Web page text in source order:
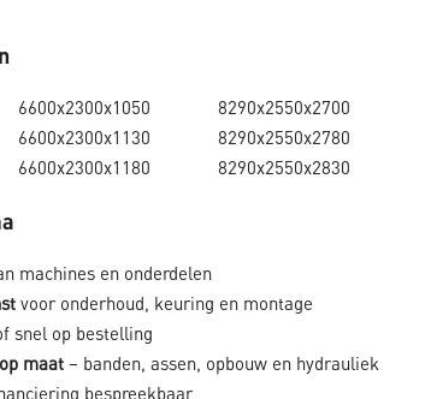
6600x2300x1050 8290x2550x2700
6600x2300x1130 8290x2550x2780
6600x2300x1180 8290x2550x2830
machines en onderdelen
voor onderhoud, keuring en montage
snel op bestelling
maat – banden, assen, opbouw en hydrauliek
bespreekbaar